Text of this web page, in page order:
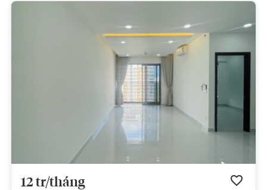
12 tr/tháng